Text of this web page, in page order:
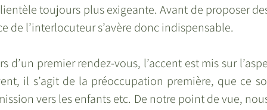
toujours plus exigeante. Avant de proposer
de l’interlocuteur s’avère donc indispensable.
d’un premier rendez-vous, l’accent est mis sur
il s’agit de la préoccupation première, que ce
vers les enfants etc. De notre point de vue,